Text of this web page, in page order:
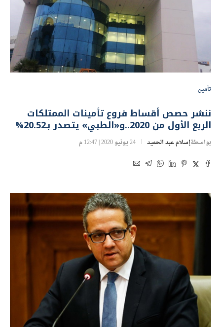
تأمين
ننشر حصص أقساط فروع تأمينات الممتلكات
الربع الأول من 2020..و«الطبي» يتصدر بـ20.52%
بواسطةإسلام عبد الحميد 24 يونيو 2020 | 12:47 م